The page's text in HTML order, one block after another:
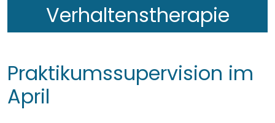
Verhaltenstherapie
Praktikumssupervision im
April